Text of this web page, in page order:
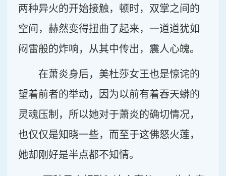
两种异火的开始接触，顿时，双掌之间的
空间，赫然变得扭曲了起来，一道道犹如
闷雷般的炸响，从其中传出，震人心魄。
在萧炎身后，美杜莎女王也是惊诧的
望着前者的举动，因为以前有着吞天蟒的
灵魂压制，所以她对于萧炎的确切情况，
也仅仅是知晓一些，而至于这佛怒火莲，
她却刚好是半点都不知情。